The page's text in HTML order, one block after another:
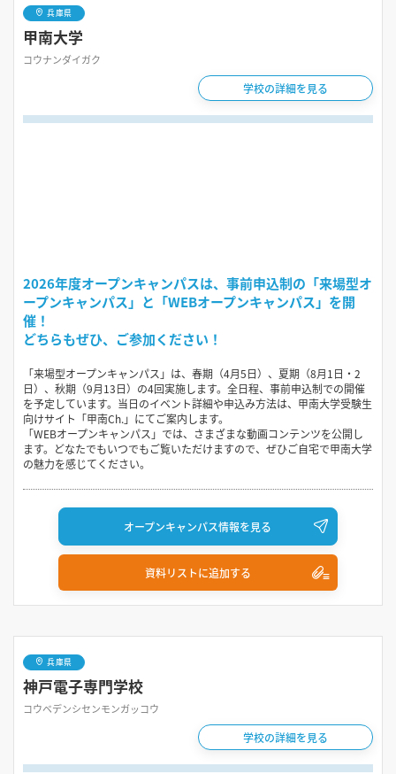
兵庫県
甲南大学
コウナンダイガク
学校の詳細を見る
2026年度オープンキャンパスは、事前申込制の「来場型オ
ープンキャンパス」と「WEBオープンキャンパス」を開
催！
どちらもぜひ、ご参加ください！
「来場型オープンキャンパス」は、春期（4月5日）、夏期（8月1日・2
日）、秋期（9月13日）の4回実施します。全日程、事前申込制での開催
を予定しています。当日のイベント詳細や申込み方法は、甲南大学受験生
向けサイト「甲南Ch.」にてご案内します。
「WEBオープンキャンパス」では、さまざまな動画コンテンツを公開し
ます。どなたでもいつでもご覧いただけますので、ぜひご自宅で甲南大学
の魅力を感じてください。
オープンキャンパス情報を見る
資料リストに追加する
兵庫県
神戸電子専門学校
コウベデンシセンモンガッコウ
学校の詳細を見る